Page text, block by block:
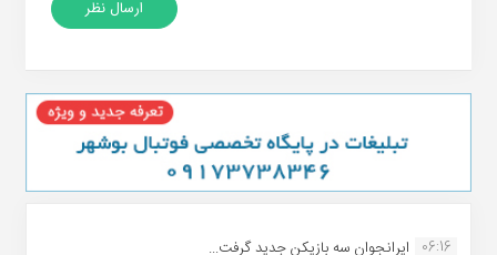
06:16 ایرانجوان سه بازیکن جدید گرفت...